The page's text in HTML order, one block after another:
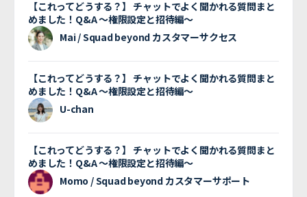
【これってどうする？】 チャットでよく聞かれる質問まと
めました！Q&A 〜権限設定と招待編〜
Mai / Squad beyond カスタマーサクセス
【これってどうする？】 チャットでよく聞かれる質問まと
めました！Q&A 〜権限設定と招待編〜
U-chan
【これってどうする？】 チャットでよく聞かれる質問まと
めました！Q&A 〜権限設定と招待編〜
Momo / Squad beyond カスタマーサポート